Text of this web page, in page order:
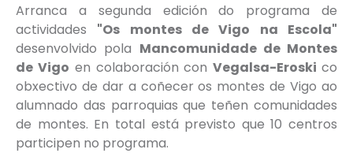
Arranca a segunda edición do programa de
actividades "Os montes de Vigo na Escola"
desenvolvido pola Mancomunidade de Montes
de Vigo en colaboración conVegalsa-Eroskico
obxectivo de dar a coñecer os montes de Vigo ao
alumnado das parroquias que teñen comunidades
de montes. En total está previsto que 10 centros
participen no programa.